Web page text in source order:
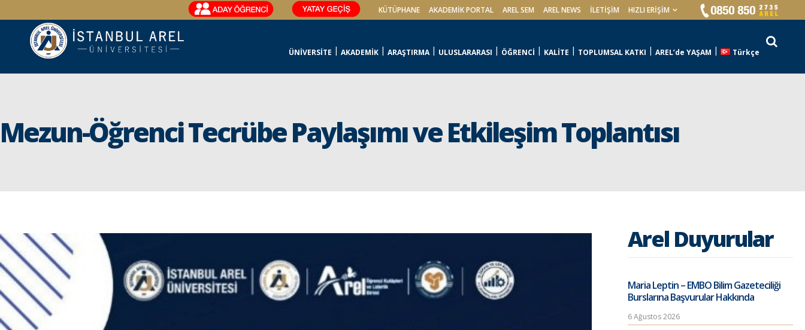
KÜTÜPHANE AKADEMİK PORTAL AREL SEM AREL NEWS İLETIŞIM HIZLI ERİŞİM
ÜNİVERSİTE AKADEMİK ARAŞTIRMA ULUSLARARASI ÖĞRENCİ KALİTE TOPLUMSAL KATKI AREL’de YAŞAM Türkçe
Mezun-Öğrenci Tecrübe Paylaşımı ve Etkileşim Toplantısı
Arel Duyurular
Maria Leptin – EMBO Bilim Gazeteciliği
Burslarına Başvurular Hakkında
6 Ağustos 2026